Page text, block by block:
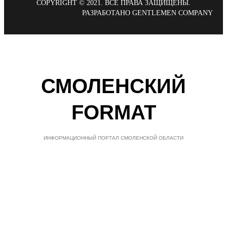
COPYRIGHT © 2021. ВСЕ ПРАВА ЗАЩИЩЕНЫ.
РАЗРАБОТАНО GENTLEMEN COMPANY
СМОЛЕНСКИЙ
FORMAT
ИНФОРМАЦИОННЫЙ ПОРТАЛ СМОЛЕНСКОЙ ОБЛАСТИ